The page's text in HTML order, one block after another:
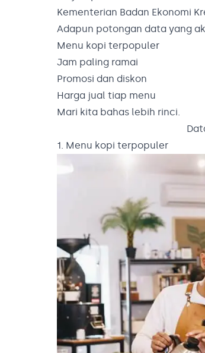
Kementerian Badan Ekonomi
Adapun potongan data yang
Menu kopi terpopuler
Jam paling ramai
Promosi dan diskon
Harga jual tiap menu
Mari kita bahas lebih rinci.
1. Menu kopi terpopuler